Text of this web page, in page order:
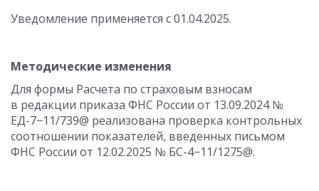
Уведомление применяется с 01.04.2025.
Методические изменения
Для формы Расчета по страховым взносам
в редакции приказа ФНС России от 13.09.2024№
ЕД-7−11/739@ реализована проверка контрольных
соотношении показателей, введенных письмом
ФНС России от 12.02.2025 № БС-4−11/1275@.